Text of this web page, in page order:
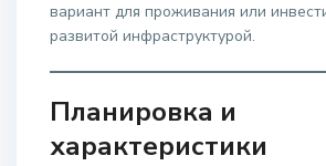
вариант для проживания или
развитой инфраструктурой.
Планировка и
характеристики